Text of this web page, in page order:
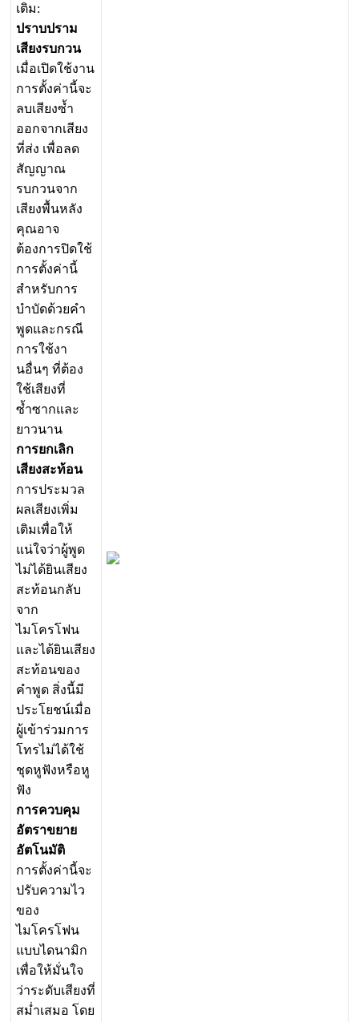
เตม:
ปราบปราม
เสยงรบกวน
เมอเปดใชงาน
การตงคานจะ
ลบเสยงซ
ออกจากเสยง
ทสง เพอลด
สญญาณ
รบกวนจาก
เสยงพนหลง
คณอาจ
ตองการปดใช
การตงคาน
สหรบการ
บบดดวยค
พดและกรณ
การใชงา
นอนๆ ทตอง
ใชเสยงท
ซซากและ
ยาวนาน
การยกเลก
เสยงสะทอน
การประมวล
ผลเสยงเพม
เตมเพอให
แนใจวาผพด
ไมไดยนเสยง
สะทอนกลบ
จาก
ไมโครโฟน
และไดยนเสยง
สะทอนของ
คพด สงนม
ประโยชนเมอ
ผเขารวมการ
โทรไมไดใช
ชดหฟงหรอห
ฟง
การควบคม
อตราขยาย
อตโนมต
การตงคานจะ
ปรบความไว
ของ
ไมโครโฟน
แบบไดนามก
เพอใหมนใจ
วาระดบเสยงท
สมเสมอ โดย